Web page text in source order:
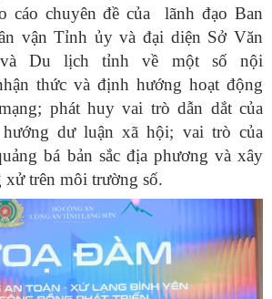
cáo chuyên đề của lãnh đạo Ban
vận Tỉnh ủy và đại diện Sở Văn
Du lịch tỉnh về một số nội
thức và định hướng hoạt động
phát huy vai trò dẫn dắt của
dư luận xã hội; vai trò của
bá bản sắc địa phương và xây
xử trên môi trường số.